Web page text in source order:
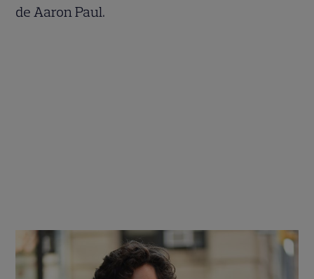
de Aaron Paul.